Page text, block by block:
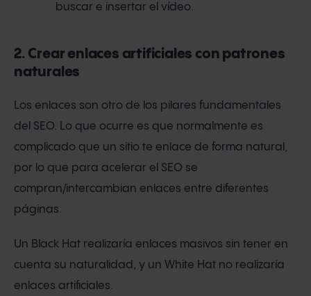
buscar e insertar el vídeo.
2. Crear enlaces artificiales con patrones
naturales
Los enlaces son otro de los pilares fundamentales
del SEO. Lo que ocurre es que normalmente es
complicado que un sitio te enlace de forma natural,
por lo que para acelerar el SEO se
compran/intercambian enlaces entre diferentes
páginas.
Un Black Hat realizaría enlaces masivos sin tener en
cuenta su naturalidad, y un White Hat no realizaría
enlaces artificiales.